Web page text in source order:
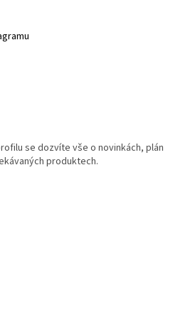
se dozvíte vše o novinkách, plán
produktech.